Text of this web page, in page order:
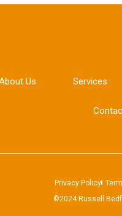
Us Services
Privacy Policy
©2024 Russell